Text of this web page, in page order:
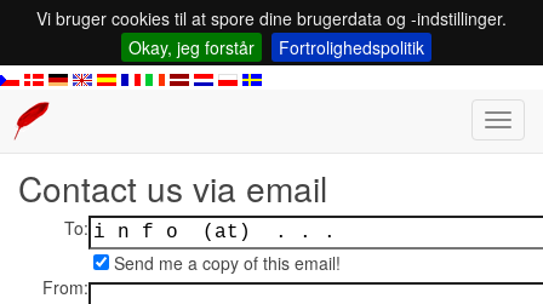
Vi bruger cookies til at spore dine brugerdata og -indstillinger.
Okay, jeg forstår
Fortrolighedspolitik
Contact us via email
To:
Send me a copy of this email!
From: